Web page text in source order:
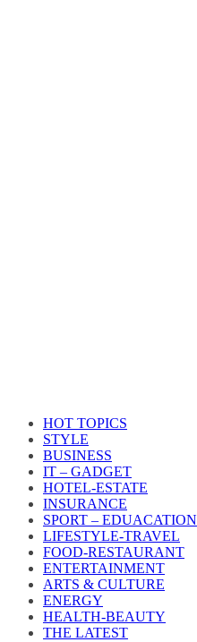
HOT TOPICS
STYLE
BUSINESS
IT – GADGET
HOTEL-ESTATE
INSURANCE
SPORT – EDUACATION
LIFESTYLE​-TRAVEL​
FOOD-RESTAURANT
ENTERTAINMENT
ARTS & CULTURE
ENERGY
HEALTH​-BEAUTY
THE LATEST